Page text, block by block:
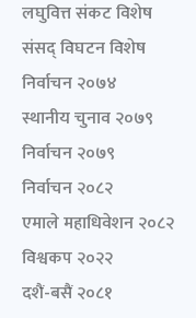
लघुवित्त संकट विशेष
संसद् विघटन विशेष
निर्वाचन २०७४
स्थानीय चुनाव २०७९
निर्वाचन २०७९
निर्वाचन २०८२
एमाले महाधिवेशन २०८२
विश्वकप २०२२
दशैं-बसैं २०८१